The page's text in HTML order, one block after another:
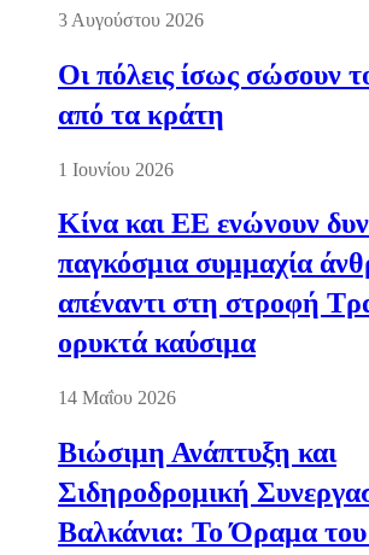
3 Αυγούστου 2026
Οι πόλεις ίσως σώσουν
από τα κράτη
1 Ιουνίου 2026
Κίνα και ΕΕ ενώνουν
παγκόσμια συμμαχία
απέναντι στη στροφή
ορυκτά καύσιμα
14 Μαΐου 2026
Βιώσιμη Ανάπτυξη και
Σιδηροδρομική
Βαλκάνια: Το Όραμα